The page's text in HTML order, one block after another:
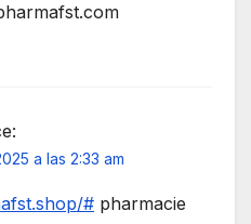
a las 2:33 am
# pharmacie